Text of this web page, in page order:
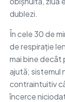
dublezi.
În cele 30 de
de respirație
mai bine decât
ajută; sistemul
contraintuitiv
încerce